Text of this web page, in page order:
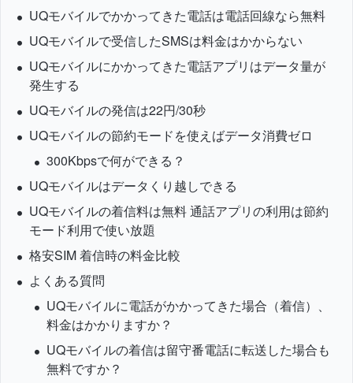
UQモバイルでかかってきた電話は電話回線なら無料
UQモバイルで受信したSMSは料金はかからない
UQモバイルにかかってきた電話アプリはデータ量が
発生する
UQモバイルの発信は22円/30秒
UQモバイルの節約モードを使えばデータ消費ゼロ
300Kbpsで何ができる？
UQモバイルはデータくり越しできる
UQモバイルの着信料は無料 通話アプリの利用は節約
モード利用で使い放題
格安SIM 着信時の料金比較
よくある質問
UQモバイルに電話がかかってきた場合（着信）、
料金はかかりますか？
UQモバイルの着信は留守番電話に転送した場合も
無料ですか？